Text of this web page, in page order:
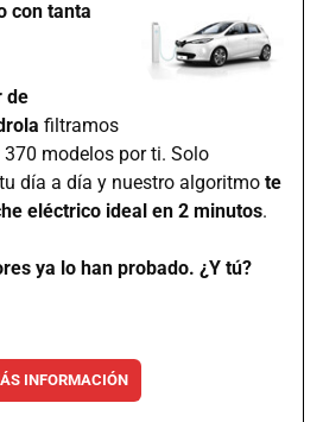
con tanta
de
filtramos
modelos por ti. Solo
día a día y nuestro algoritmo te
eléctrico ideal en 2 minutos.
ya lo han probado. ¿Y tú?
INFORMACIÓN